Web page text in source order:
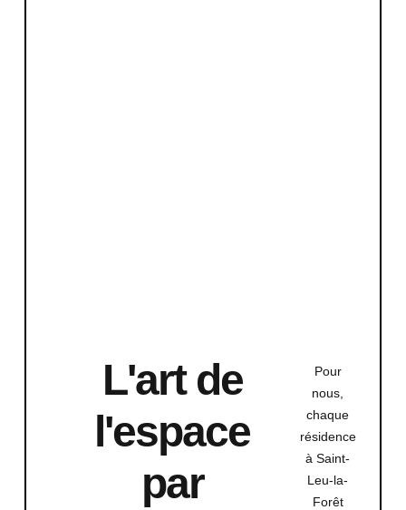
L'art de
l'espace
par
Pour
nous,
chaque
résidence
à Saint-
Leu-la-
Forêt